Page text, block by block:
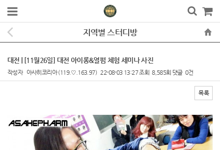
지역별 스터디방
대전 | [11월26일] 대전 아이롱&열펌 체험 세미나 사진
작성자 아사히코리아(119.♡.163.97) 22-08-03 13:27조회 8,585회 댓글 0건
목록